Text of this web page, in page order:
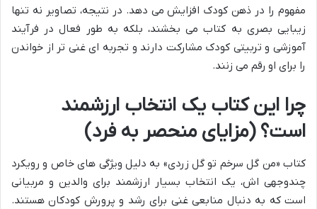
مفهوم را در ذهن کودک افزایش می دهد. در نتیجه، تصاویر نه تنها
زیبایی بصری به کتاب می بخشند، بلکه به طور فعال در فرآیند
آموزشی و تربیتی کودک مشارکت دارند و تجربه ای غنی تر از خواندن
را برای او رقم می زنند.
چرا این کتاب یک انتخاب ارزشمند
است؟ (مزایای منحصر به فرد)
کتاب «من گل سرخم تو گل زردی» به دلیل ویژگی های خاص و رویکرد
چندوجهی اش، یک انتخاب بسیار ارزشمند برای والدین و مربیانی
است که به دنبال منابعی غنی برای رشد و پرورش کودکان هستند.